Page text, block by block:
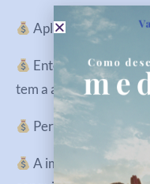
Aplicar a fórmula
Entender os
tem a abundância que
Perdoar e recomeçar
A importância do